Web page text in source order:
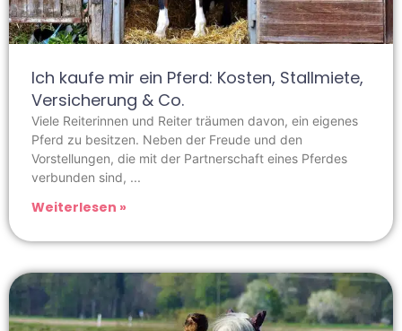
Ich kaufe mir ein Pferd: Kosten, Stallmiete,
Versicherung & Co.
Viele Reiterinnen und Reiter träumen davon, ein eigenes
Pferd zu besitzen. Neben der Freude und den
Vorstellungen, die mit der Partnerschaft eines Pferdes
verbunden sind,
Weiterlesen »